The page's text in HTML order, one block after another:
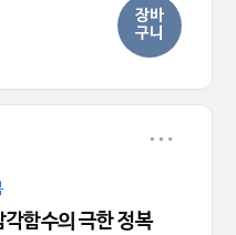
장바
구니
함수의 극한 정복